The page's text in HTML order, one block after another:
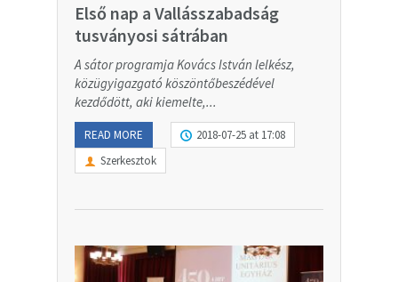
Első nap a Vallásszabadság
tusványosi sátrában
A sátor programja Kovács István lelkész,
közügyigazgató köszöntőbeszédével
kezdődött, aki kiemelte,...
READ MORE
2018-07-25 at 17:08
Szerkesztok